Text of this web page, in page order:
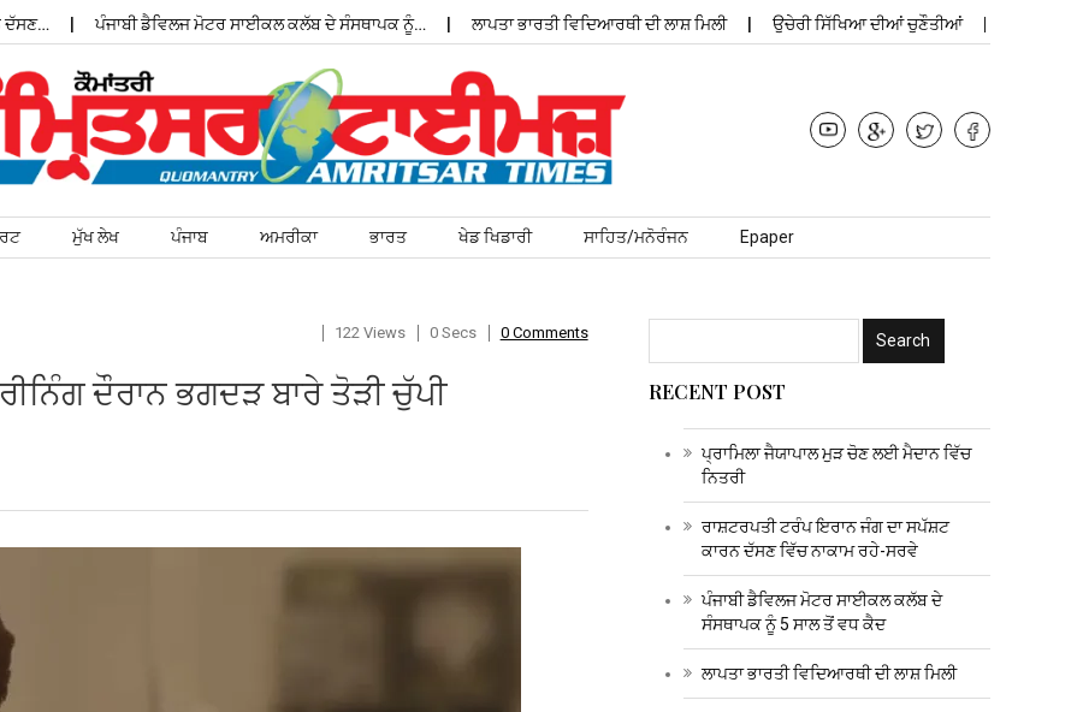
ਪੰਜਾਬੀ ਡੈਵਿਲਜ ਮੋਟਰ ਸਾਈਕਲ ਕਲੱਬ ਦੇ ਸੰਸਥਾਪਕ ਨੂੰ… ਲਾਪਤਾ ਭਾਰਤੀ ਵਿਦਿਆਰਥੀ ਦੀ ਲਾਸ਼ ਮਿਲੀ ਉਚੇਰੀ ਸਿੱਖਿਆ ਦੀਆਂ ਚੁਣੌਤੀਆਂ
ਮੁੱਖ ਲੇਖ ਪੰਜਾਬ ਅਮਰੀਕਾ ਭਾਰਤ ਖੇਡ ਖਿਡਾਰੀ ਸਾਹਿਤ/ਮਨੋਰੰਜਨ Epaper
122 Views 0 Secs 0 Comments
ਦੌਰਾਨ ਭਗਦੜ ਬਾਰੇ ਤੋੜੀ ਚੁੱਪੀ RECENT POST
ਪ੍ਰਾਮਿਲਾ ਜੈਯਾਪਾਲ ਮੁੜ ਚੋਣ ਲਈ ਮੈਦਾਨ ਵਿੱਚ
ਨਿਤਰੀ
ਰਾਸ਼ਟਰਪਤੀ ਟਰੰਪ ਇਰਾਨ ਜੰਗ ਦਾ ਸਪੱਸ਼ਟ
ਕਾਰਨ ਦੱਸਣ ਵਿੱਚ ਨਾਕਾਮ ਰਹੇ-ਸਰਵੇ
ਪੰਜਾਬੀ ਡੈਵਿਲਜ ਮੋਟਰ ਸਾਈਕਲ ਕਲੱਬ ਦੇ
ਸੰਸਥਾਪਕ ਨੂੰ 5 ਸਾਲ ਤੋਂ ਵਧ ਕੈਦ
ਲਾਪਤਾ ਭਾਰਤੀ ਵਿਦਿਆਰਥੀ ਦੀ ਲਾਸ਼ ਮਿਲੀ